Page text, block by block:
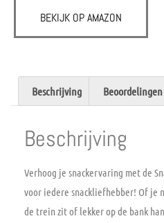
BEKIJK OP AMAZON
Beschrijving
Beschrijving
Verhoog je snackervaring met de
voor iedere snackliefhebber! Of je
de trein zit of lekker op de bank